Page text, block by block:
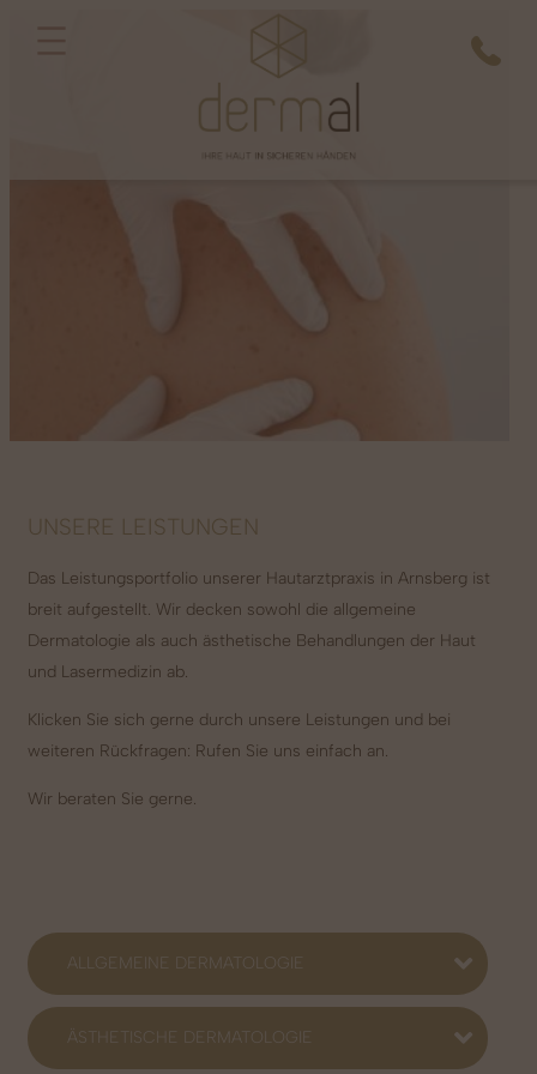
UNSERE LEISTUNGEN
Das Leistungsportfolio unserer Hautarztpraxis in Arnsberg ist
breit aufgestellt. Wir decken sowohl die allgemeine
Dermatologie als auch ästhetische Behandlungen der Haut
und Lasermedizin ab.
Klicken Sie sich gerne durch unsere Leistungen und bei
weiteren Rückfragen: Rufen Sie uns einfach an.
Wir beraten Sie gerne.
ALLGEMEINE DERMATOLOGIE
ÄSTHETISCHE DERMATOLOGIE